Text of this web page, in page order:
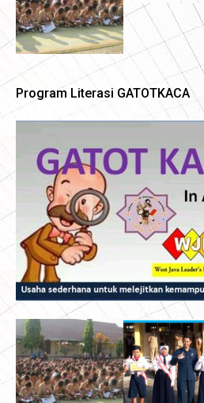
Program Literasi GATOTKACA